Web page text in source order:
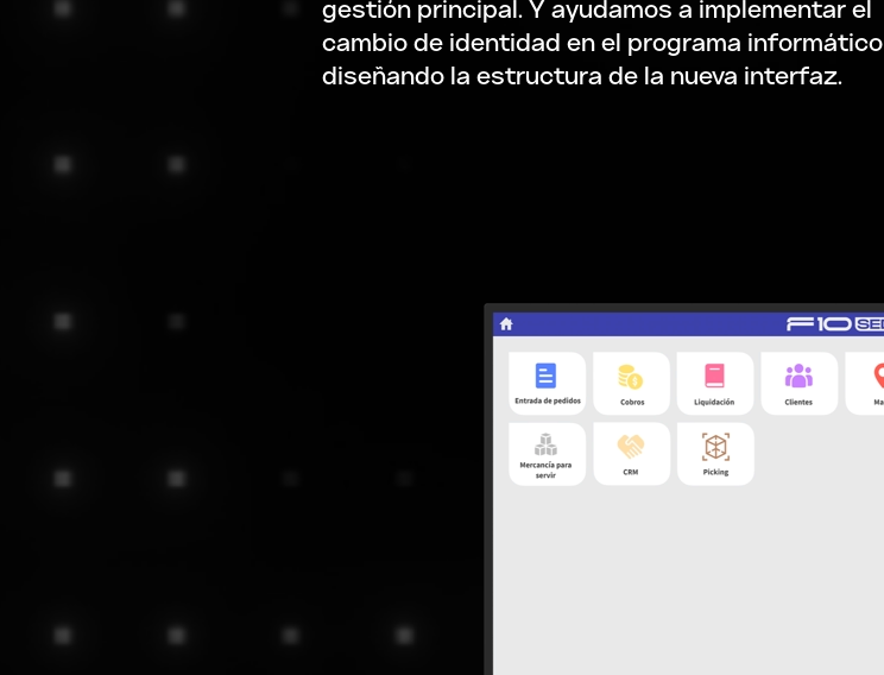
gestión principal. Y ayudamos a implementar el
cambio de identidad en el programa informático
diseñando la estructura de la nueva interfaz.